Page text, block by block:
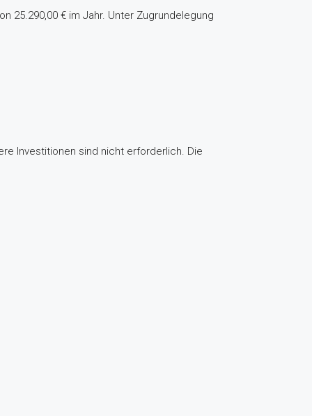
25.290,00 € im Jahr. Unter Zugrundelegung
Investitionen sind nicht erforderlich. Die